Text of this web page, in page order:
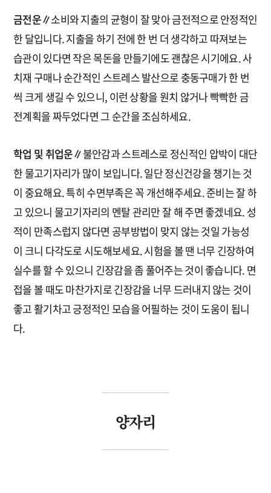
금전운∥소비와 지출의 균형이 잘 맞아 금전적으로 안정적인
한 달입니다. 지출을 하기 전에 한 번 더 생각하고 따져보는
습관이 있다면 작은 목돈을 만들기에도 괜찮은 시기에요. 사
치재 구매나 순간적인 스트레스 발산으로 충동구매가 한 번
씩 크게 생길 수 있으니, 이런 상황을 원치 않거나 빡빡한 금
전계획을 짜두었다면 그 순간을 조심하세요.
학업 및 취업운∥불안감과 스트레스로 정신적인 압박이 대단
한 물고기자리가 많이 보입니다. 일단 정신건강을 챙기는 것
이 중요해요. 특히 수면부족은 꼭 개선해주세요. 준비는 잘 하
고 있으니 물고기자리의 멘탈 관리만 잘 해 주면 좋겠네요. 성
적이 만족스럽지 않다면 공부방법이 맞지 않는 것일 가능성
이 크니 다각도로 시도해보세요. 시험을 볼 땐 너무 긴장하여
실수를 할 수 있으니 긴장감을 좀 풀어주는 것이 좋습니다. 면
접을 볼 때도 마찬가지로 긴장감을 너무 드러내지 않는 것이
좋고 활기차고 긍정적인 모습을 어필하는 것이 도움이 됩니
다.
양자리